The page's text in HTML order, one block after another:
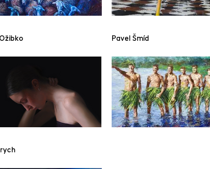
Pavel Šmíd